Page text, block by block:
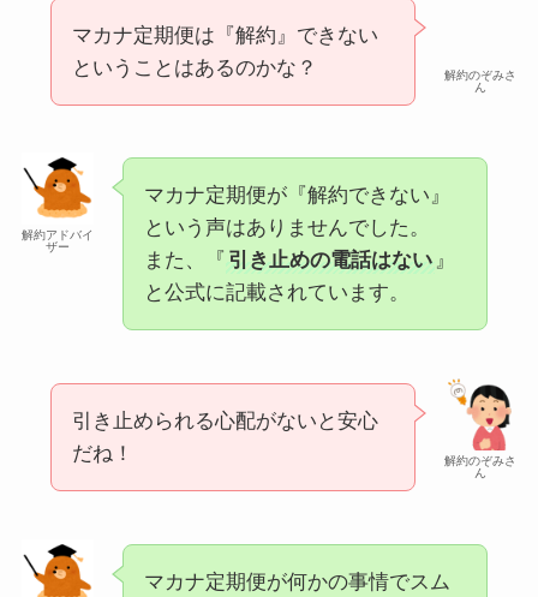
解約のぞみさ
ん
マカナ定期便は『解約』できない
ということはあるのかな？
解約アドバイ
ザー
マカナ定期便が『解約できない』
という声はありませんでした。
また、『 引き止めの電話はない 』
と公式に記載されています。
解約のぞみさ
ん
引き止められる心配がないと安心
だね！
マカナ定期便が何かの事情でスム